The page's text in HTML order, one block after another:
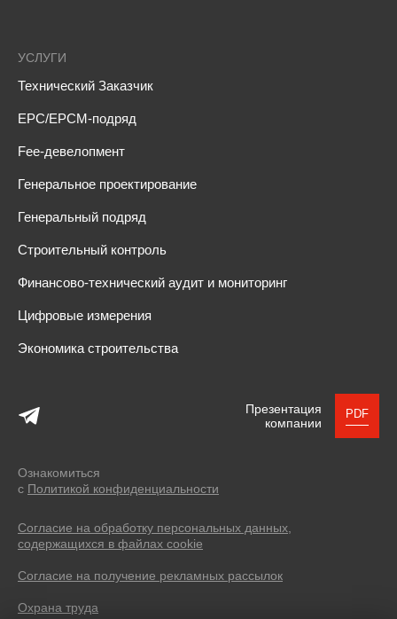
УСЛУГИ
Технический Заказчик
EPC/EPCM-подряд
Fee-девелопмент
Генеральное проектирование
Генеральный подряд
Строительный контроль
Финансово-технический аудит и мониторинг
Цифровые измерения
Экономика строительства
Презентация
компании
PDF
Ознакомиться
с Политикой конфиденциальности
Согласие на обработку персональных данных,
содержащихся в файлах cookie
Согласие на получение рекламных рассылок
Охрана труда